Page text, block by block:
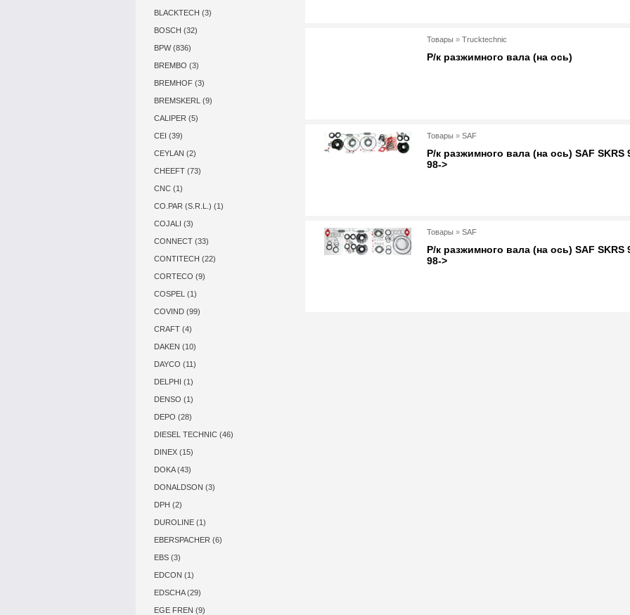
BLACKTECH (3)
BOSCH (32)
BPW (836)
BREMBO (3)
BREMHOF (3)
BREMSKERL (9)
CALIPER (5)
CEI (39)
CEYLAN (2)
CHEEFT (73)
CNC (1)
CO.PAR (S.R.L.) (1)
COJALI (3)
CONNECT (33)
CONTITECH (22)
CORTECO (9)
COSPEL (1)
COVIND (99)
CRAFT (4)
DAKEN (10)
DAYCO (11)
DELPHI (1)
DENSO (1)
DEPO (28)
DIESEL TECHNIC (46)
DINEX (15)
DOKA (43)
DONALDSON (3)
DPH (2)
DUROLINE (1)
EBERSPACHER (6)
EBS (3)
EDCON (1)
EDSCHA (29)
EGE FREN (9)
Товары » Trucktechnic
Р/к разжимного вала (на ось)
Товары » SAF
Р/к разжимного вала (на ось) SAF SKRS
98->
Товары » SAF
Р/к разжимного вала (на ось) SAF SKRS
98->